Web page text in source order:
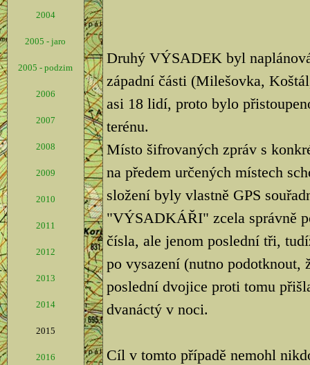
2004
2005 - jaro
2005 - podzim
2006
2007
2008
2009
2010
2011
2012
2013
2014
2015
2016
Druhý VÝSADEK byl
západní části (Milešovka,
asi 18 lidí, proto bylo
terénu.
Místo šifrovaných zpráv s
na předem určených místech
složení byly vlastně GPS
"VÝSADKÁŘI" zcela správně
čísla, ale jenom poslední tři,
po vysazení (nutno
poslední dvojice proti tomu
dvanáctý v noci.
Cíl v tomto případě nemohl